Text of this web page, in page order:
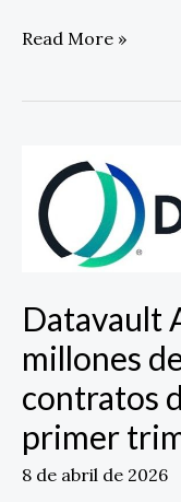
Read More »
Datavault
millones
contratos
primer
8 de abril de 2026
Datavault
anuncia
750
millones
dólares
contratos
de
tokenización
en
el